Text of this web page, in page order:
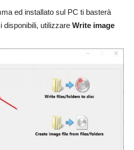
ed installato sul PC ti basterà
disponibili, utilizzare Write image